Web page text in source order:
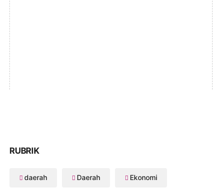
RUBRIK
daerah Daerah Ekonomi